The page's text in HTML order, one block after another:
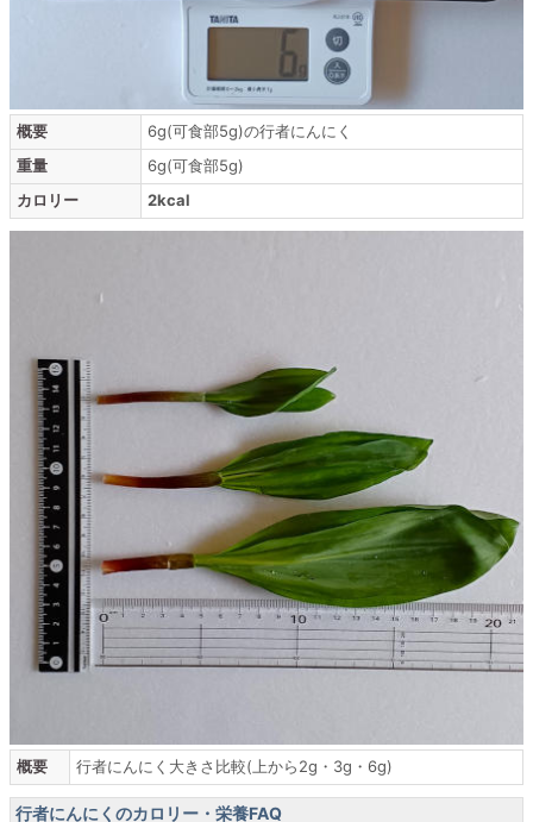
概要
6g(可食部5g)の行者にんにく
重量
6g(可食部5g)
カロリー
2kcal
概要 行者にんにく大きさ比較(上から2g・3g・6g)
行者にんにくのカロリー・栄養FAQ